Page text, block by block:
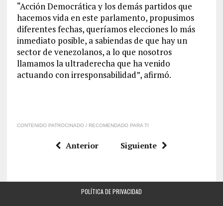
“Acción Democrática y los demás partidos que
hacemos vida en este parlamento, propusimos
diferentes fechas, queríamos elecciones lo más
inmediato posible, a sabiendas de que hay un
sector de venezolanos, a lo que nosotros
llamamos la ultraderecha que ha venido
actuando con irresponsabilidad”, afirmó.
CONTENIDO PATROCINADO / RECOMENDADO PARA TI
Anterior Siguiente
POLÍTICA DE PRIVACIDAD